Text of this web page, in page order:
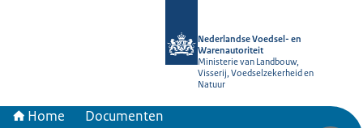
Nederlandse Voedsel- en
Warenautoriteit
Ministerie van Landbouw,
Visserij, Voedselzekerheid en
Natuur
Home Documenten